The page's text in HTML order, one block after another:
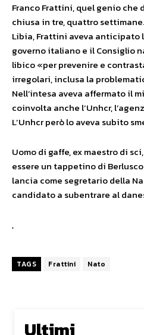
Franco Frattini, quel genio che
chiusa in tre, quattro
Libia, Frattini aveva anticipato
governo italiano e il Consiglio
libico «per prevenire e
irregolari, inclusa la
Nell’intesa aveva affermato il
coinvolta anche l’Unhcr,
L’Unhcr però lo aveva subito
Uomo di gaffe, ex maestro di
essere un tappetino di
lancia come segretario della
candidato a subentrare al
,
TAGS Frattini Nato